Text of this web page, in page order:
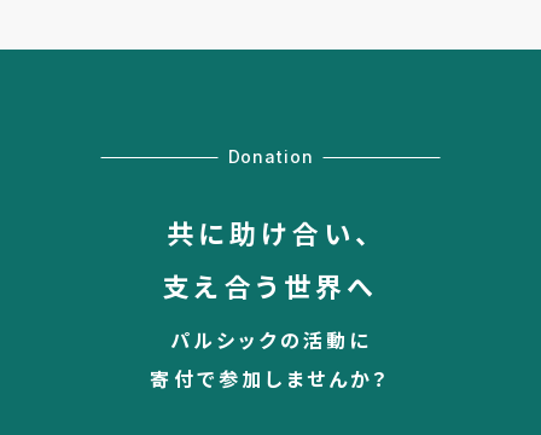
Donation
共に助け合い、
支え合う世界へ
パルシックの活動に
寄付で参加しませんか？